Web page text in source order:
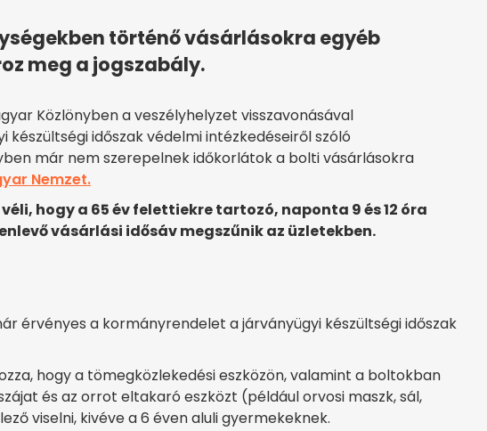
történő vásárlásokra egyéb
meg a jogszabály.
Közlönyben a veszélyhelyzet visszavonásával
időszak védelmi intézkedéseiről szóló
már nem szerepelnek időkorlátok a bolti vásárlásokra
Nemzet.
hogy a 65 év felettiekre tartozó, naponta 9 és 12 óra
vásárlási idősáv megszűnik az üzletekben.
érvényes a kormányrendelet a járványügyi készültségi időszak
hogy a tömegközlekedési eszközön, valamint a boltokban
és az orrot eltakaró eszközt (például orvosi maszk, sál,
viselni, kivéve a 6 éven aluli gyermekeknek.